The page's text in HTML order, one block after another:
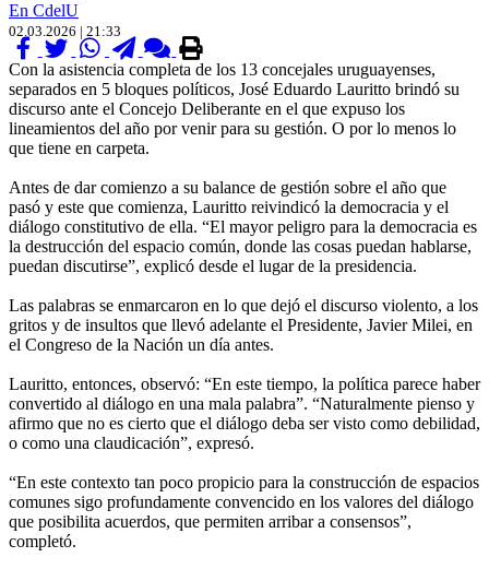
En CdelU
02.03.2026 | 21:33
Con la asistencia completa de los 13 concejales uruguayenses,
separados en 5 bloques políticos, José Eduardo Lauritto brindó su
discurso ante el Concejo Deliberante en el que expuso los
lineamientos del año por venir para su gestión. O por lo menos lo
que tiene en carpeta.
Antes de dar comienzo a su balance de gestión sobre el año que
pasó y este que comienza, Lauritto reivindicó la democracia y el
diálogo constitutivo de ella. “El mayor peligro para la democracia es
la destrucción del espacio común, donde las cosas puedan hablarse,
puedan discutirse”, explicó desde el lugar de la presidencia.
Las palabras se enmarcaron en lo que dejó el discurso violento, a los
gritos y de insultos que llevó adelante el Presidente, Javier Milei, en
el Congreso de la Nación un día antes.
Lauritto, entonces, observó: “En este tiempo, la política parece haber
convertido al diálogo en una mala palabra”. “Naturalmente pienso y
afirmo que no es cierto que el diálogo deba ser visto como debilidad,
o como una claudicación”, expresó.
“En este contexto tan poco propicio para la construcción de espacios
comunes sigo profundamente convencido en los valores del diálogo
que posibilita acuerdos, que permiten arribar a consensos”,
completó.